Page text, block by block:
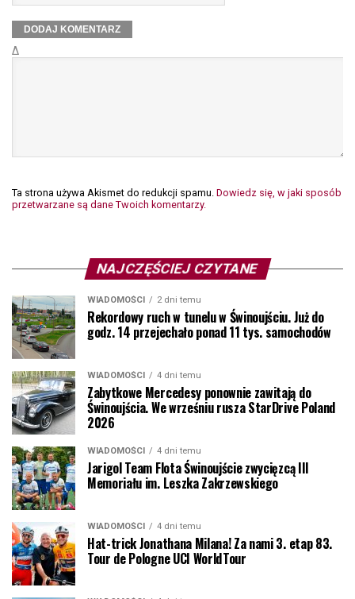
Δ
Ta strona używa Akismet do redukcji spamu. Dowiedz się, w jaki sposób
przetwarzane są dane Twoich komentarzy.
NAJCZĘŚCIEJ CZYTANE
WIADOMOŚCI 2 dni temu
Rekordowy ruch w tunelu w Świnoujściu. Już do
godz. 14 przejechało ponad 11 tys. samochodów
WIADOMOŚCI 4 dni temu
Zabytkowe Mercedesy ponownie zawitają do
Świnoujścia. We wrześniu rusza StarDrive Poland
2026
WIADOMOŚCI 4 dni temu
Jarigol Team Flota Świnoujście zwycięzcą III
Memoriału im. Leszka Zakrzewskiego
WIADOMOŚCI 4 dni temu
Hat-trick Jonathana Milana! Za nami 3. etap 83.
Tour de Pologne UCI WorldTour